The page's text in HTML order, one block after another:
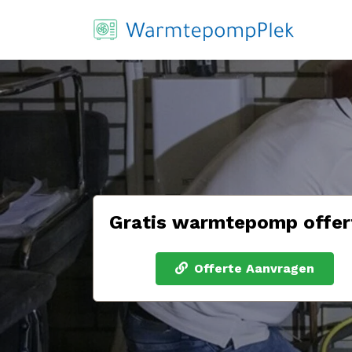
Gratis warmtepomp
Offerte Aanvragen